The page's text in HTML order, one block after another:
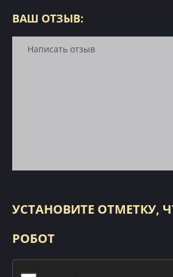
ВАШ ОТЗЫВ:
УСТАНОВИТЕ ОТМЕТКУ,
РОБОТ